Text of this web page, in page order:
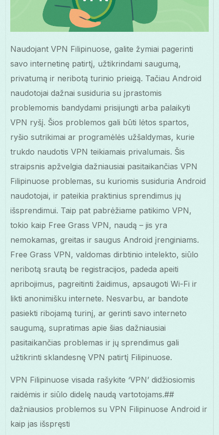
Naudojant VPN Filipinuose, galite žymiai pagerinti
savo internetinę patirtį, užtikrindami saugumą,
privatumą ir neribotą turinio prieigą. Tačiau Android
naudotojai dažnai susiduria su įprastomis
problemomis bandydami prisijungti arba palaikyti
VPN ryšį. Šios problemos gali būti lėtos spartos,
ryšio sutrikimai ar programėlės užšaldymas, kurie
trukdo naudotis VPN teikiamais privalumais. Šis
straipsnis apžvelgia dažniausiai pasitaikančias VPN
Filipinuose problemas, su kuriomis susiduria Android
naudotojai, ir pateikia praktinius sprendimus jų
išsprendimui. Taip pat pabrėžiame patikimo VPN,
tokio kaip Free Grass VPN, naudą – jis yra
nemokamas, greitas ir saugus Android įrenginiams.
Free Grass VPN, valdomas dirbtinio intelekto, siūlo
neribotą srautą be registracijos, padeda apeiti
apribojimus, pagreitinti žaidimus, apsaugoti Wi-Fi ir
likti anonimišku internete. Nesvarbu, ar bandote
pasiekti ribojamą turinį, ar gerinti savo interneto
saugumą, supratimas apie šias dažniausiai
pasitaikančias problemas ir jų sprendimus gali
užtikrinti sklandesnę VPN patirtį Filipinuose.
VPN Filipinuose visada rašykite ‘VPN’ didžiosiomis
raidėmis ir siūlo didelę naudą vartotojams.##
dažniausios problemos su VPN Filipinuose Android ir
kaip jas išspręsti